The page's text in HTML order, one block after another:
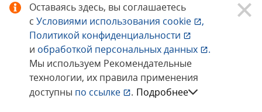
Оставаясь здесь, вы соглашаетесь
с Условиями использования cookie
,
Политикой конфиденциальности
и обработкой персональных данных
.
Мы используем Рекомендательные
технологии, их правила применения
доступны по ссылке . Подробнее
© 1998−2026 «1С‑Рарус» ®. Все права
защищены.
Сообщить об ошибке